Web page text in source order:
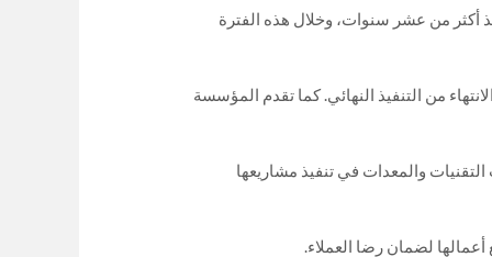
أكثر من عشر سنوات، وخلال هذه الفترة
من التنفيذ النهائي. كما تقدم المؤسسة
والمعدات في تنفيذ مشاريعها
لضمان رضا العملاء.